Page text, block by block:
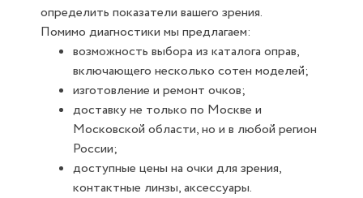
определить показатели вашего зрения.
Помимо диагностики мы предлагаем:
возможность выбора из каталога оправ,
включающего несколько сотен моделей;
изготовление и ремонт очков;
доставку не только по Москве и
Московской области, но и в любой регион
России;
доступные цены на очки для зрения,
контактные линзы, аксессуары.